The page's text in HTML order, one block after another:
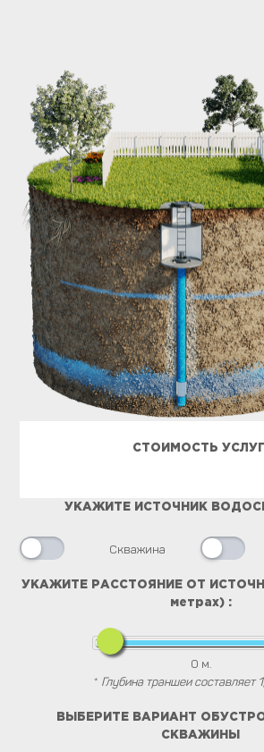
СТОИМОСТЬ
УКАЖИТЕ ИСТОЧНИК
Скважина
УКАЖИТЕ РАССТОЯНИЕ ОТ
метрах) :
0 м.
* Глубина траншеи составляет
ВЫБЕРИТЕ ВАРИАНТ
СКВАЖИНЫ